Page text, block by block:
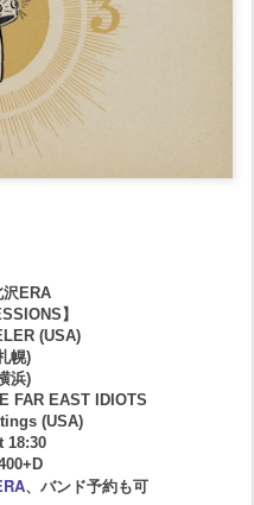
沢ERA
】
(USA)
幌)
浜)
FAR EAST IDIOTS
(USA)
18:30
、バンド予約も可